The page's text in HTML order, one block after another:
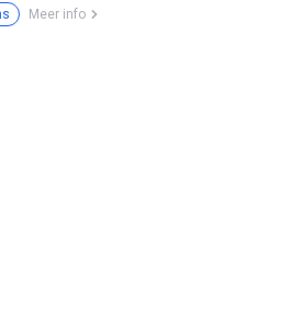
Meer info